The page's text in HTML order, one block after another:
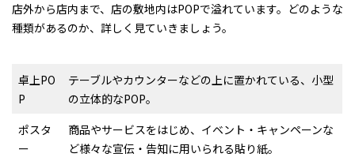
店外から店内まで、店の敷地内はPOPで溢れています。どのような
種類があるのか、詳しく見ていきましょう。
卓上PO
P
テーブルやカウンターなどの上に置かれている、小型
の立体的なPOP。
ポスタ
ー
商品やサービスをはじめ、イベント・キャンペーンな
ど様々な宣伝・告知に用いられる貼り紙。